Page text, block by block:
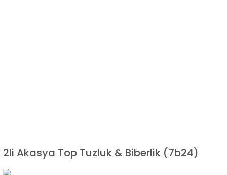
2li Akasya Top Tuzluk & Biberlik (7b24)